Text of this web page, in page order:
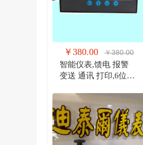
￥380.00 ￥380.00
智能仪表,馈电 报警
变送 通讯 打印,6位显